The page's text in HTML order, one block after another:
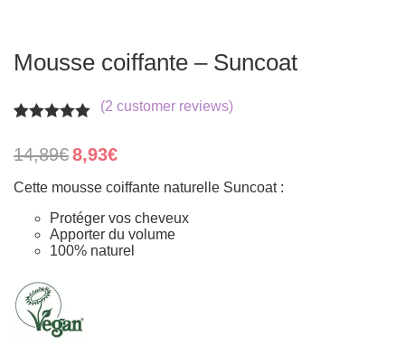
Mousse coiffante – Suncoat
out of 5
based on
ratings
(2 customer reviews)
14,89€ Original
price
was:
8,93€Current
is:
Cette mousse coiffante naturelle Suncoat :
Protéger vos cheveux
Apporter du volume
100% naturel